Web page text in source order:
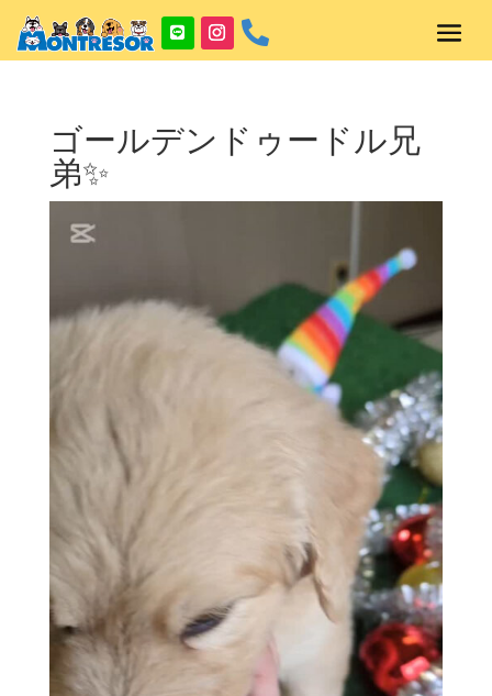

ゴールデンドゥードル兄
弟✨